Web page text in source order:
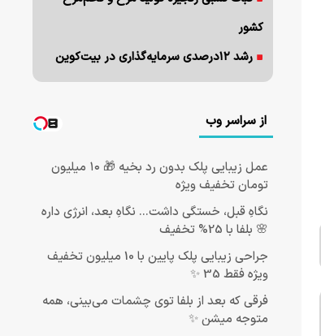
کشور
رشد ۱۲درصدی سرمایه‌گذاری در بیت‌کوین
از سراسر وب
عمل زیبایی پلک بدون رد بخیه 🎁 ۱۰ میلیون
تومان تخفیف ویژه
نگاهِ قبل، خستگی داشت... نگاهِ بعد، انرژی داره
🌸 بلفا با 25% تخفیف
جراحی زیبایی پلک پایین با 10 میلیون تخفیف
ویژه فقط 35 ✨
فرقی که بعد از بلفا توی چشمات می‌بینی، همه
متوجه میشن ✨